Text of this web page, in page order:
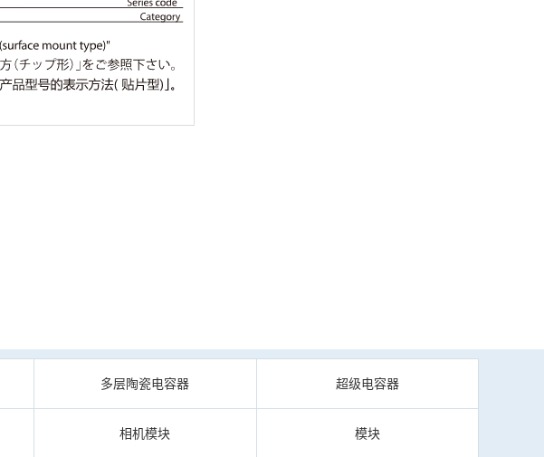
多层陶瓷电容器 超级电容器
相机模块 模块